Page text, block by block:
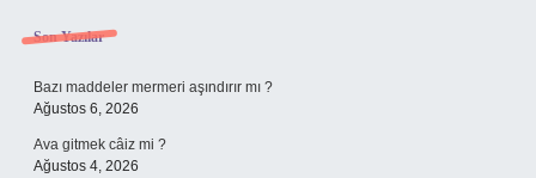
Sidebar
Son Yazılar
Bazı maddeler mermeri aşındırır mı ?
Ağustos 6, 2026
Ava gitmek câiz mi ?
Ağustos 4, 2026